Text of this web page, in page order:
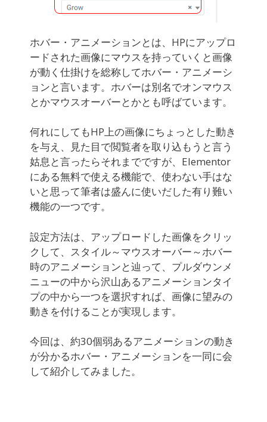
ホバー・アニメーションとは、HPにアップロ
ードされた画像にマウスを持っていくと画像
が動く仕掛けを総称してホバー・アニメーシ
ョンと言います。ホバーは別名でオンマウス
とかマウスオーバーとかとも呼ばています。
何れにしてもHP上の画像にちょっとした動き
を与え、見た目で閲覧者を取り込もうと言う
姑息と言ったらそれまでですが、Elementor
にある無料で使える機能で、使わない手はな
いと思って筆者は盛んに使いだした有り難い
機能の一つです。
設定方法は、アップロードした画像をクリッ
クして、スタイル～マウスオーバー～ホバー
時のアニメーションと辿って、プルダウンメ
ニューの中から沢山あるアニメーションタイ
プの中から一つを選択すれば、画像に望みの
動きを付けることが実現します。
今回は、約30個弱あるアニメーションの動き
が分かるホバー・アニメーションを一同に会
して紹介してみました。